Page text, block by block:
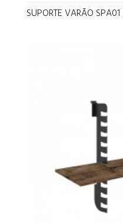
SUPORTE VARÃO